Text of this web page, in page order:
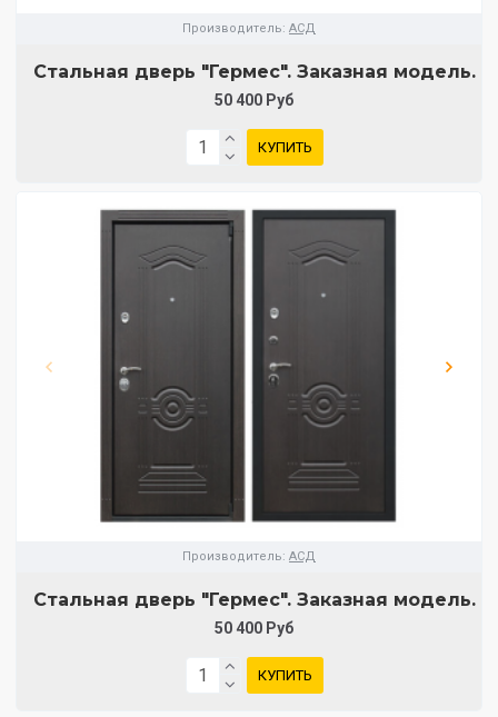
Производитель: АСД
Стальная дверь "Гермес". Заказная модель.
50 400 Руб
КУПИТЬ
Производитель: АСД
Стальная дверь "Гермес". Заказная модель.
50 400 Руб
КУПИТЬ